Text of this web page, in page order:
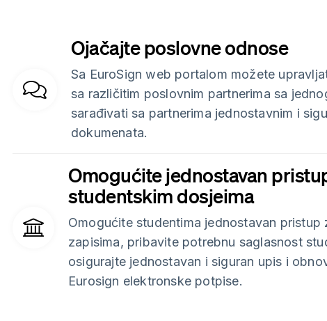
Ojačajte poslovne odnose
Sa EuroSign web portalom možete
sa različitim poslovnim partnerima sa
sarađivati sa partnerima jednostavnim i
dokumenata.
Omogućite jednostavan
studentskim dosjeima
Omogućite studentima jednostavan pristup
zapisima, pribavite potrebnu saglasnost
osigurajte jednostavan i siguran upis i
Eurosign elektronske potpise.